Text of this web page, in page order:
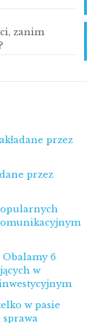
zanim
przez
przez
Obalamy 6
w
w pasie
sprawa